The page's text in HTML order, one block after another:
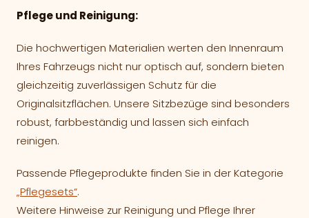
Pflege und Reinigung:
Die hochwertigen Materialien werten den Innenraum
Ihres Fahrzeugs nicht nur optisch auf, sondern bieten
gleichzeitig zuverlässigen Schutz für die
Originalsitzflächen. Unsere Sitzbezüge sind besonders
robust, farbbeständig und lassen sich einfach
reinigen.
Passende Pflegeprodukte finden Sie in der Kategorie
„Pflegesets“.
Weitere Hinweise zur Reinigung und Pflege Ihrer